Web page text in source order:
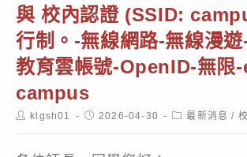
與 校內認證 (SSID:
行制。-無線網路-無線漫
教育雲帳號-OpenID-無限
campus
Postklgsh01
Post2026-04-30
Post最新消息 /